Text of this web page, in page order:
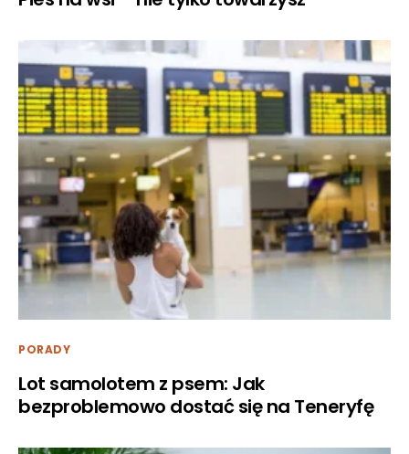
PORADY
Lot samolotem z psem: Jak
bezproblemowo dostać się na Teneryfę